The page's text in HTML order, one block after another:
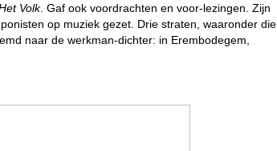
Volk. Gaf ook voordrachten en voor-lezingen. Zijn
op muziek gezet. Drie straten, waaronder die
naar de werkman-dichter: in Erembodegem,